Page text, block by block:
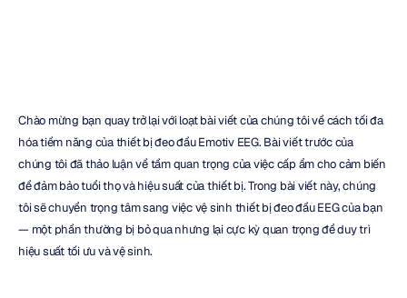
Chào mừng bạn quay trở lại với loạt bài viết của chúng tôi về cách tối đa
hóa tiềm năng của thiết bị đeo đầu Emotiv EEG. Bài viết trước của
chúng tôi đã thảo luận về tầm quan trọng của việc cấp ẩm cho cảm biến
để đảm bảo tuổi thọ và hiệu suất của thiết bị. Trong bài viết này, chúng
tôi sẽ chuyển trọng tâm sang việc vệ sinh thiết bị đeo đầu EEG của bạn
— một phần thường bị bỏ qua nhưng lại cực kỳ quan trọng để duy trì
hiệu suất tối ưu và vệ sinh.